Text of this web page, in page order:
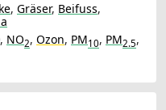
, Gräser, Beifuss,
, NO2, Ozon, PM10, PM2.5,